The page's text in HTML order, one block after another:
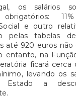
os salários
obrigatórios:
e outro
pelas tabelas
até 920 euros não
entanto, na
ficará cerca
levando os
Estado a